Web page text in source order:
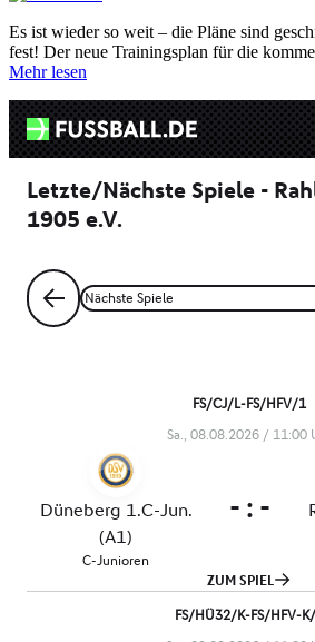
Es ist wieder so weit – die Pläne sind
fest! Der neue Trainingsplan für die
Mehr lesen